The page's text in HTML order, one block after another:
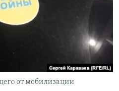
от мобилизации